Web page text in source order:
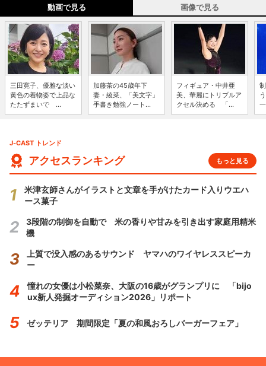
動画で見る 画像で見る
三田寛子、優雅な淡い
黄色の着物姿で上品な
たたずまいで ...
加藤茶の45歳年下
妻・綾菜、「美文字」
手書き勉強ノート...
フィギュア・中井亜
美、華麗にトリプルア
クセル決める 「...
J-CAST トレンド
アクセスランキング もっと見る
米津玄師さんがイラストと文章を手がけたカード入りウエハ
ース菓子
3段階の制御を自動で 米の香りや甘みを引き出す家庭用精米
機
上質で没入感のあるサウンド ヤマハのワイヤレススピーカ
ー
憧れの女優は小松菜奈、大阪の16歳がグランプリに 「bijo
ux新人発掘オーディション2026」リポート
ゼッテリア 期間限定「夏の和風おろしバーガーフェア」